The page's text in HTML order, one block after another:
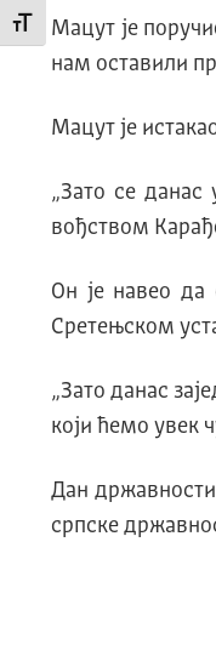
Промени величину
Мацут је
нам оставили
Мацут је
„Зато се данас
вођством
Он је навео да
Сретењском
„Зато данас
који ћемо увек
Дан државности
српске